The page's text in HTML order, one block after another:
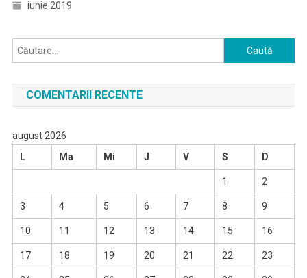
iunie 2019
Caută
după:
COMENTARII RECENTE
august 2026
L
Ma Mi J V S D
1 2
3 4 5 6 7 8 9
10 11 12 13 14 15 16
17 18 19 20 21 22 23